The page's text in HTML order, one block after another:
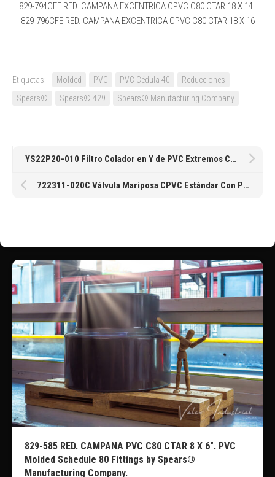
829-794CFE RED. CAMPANA EXCENTRICA CPVC C80 CTAR 18 X 14″
829-796CFE RED. CAMPANA EXCENTRICA CPVC C80 CTAR 18 X 16
Etiquetas: Molded PVC PVC Cédula 40
Reducciones
Spears®
Spears® 429 Spears® Manufacturing Company
YS22P20-010 Filtro Colador en Y de PVC Extremos Cementares con Empaques de EPDM y Malla 20 Spears de 1″.
722311-020C Válvula Mariposa CPVC Estándar Con Palanca Empaque EPDM 2″ Spears®
829-585 RED. CAMPANA PVC C80 CTAR 8 X 6″. PVC
Molded Schedule 80 Fittings by Spears®
Manufacturing Company.